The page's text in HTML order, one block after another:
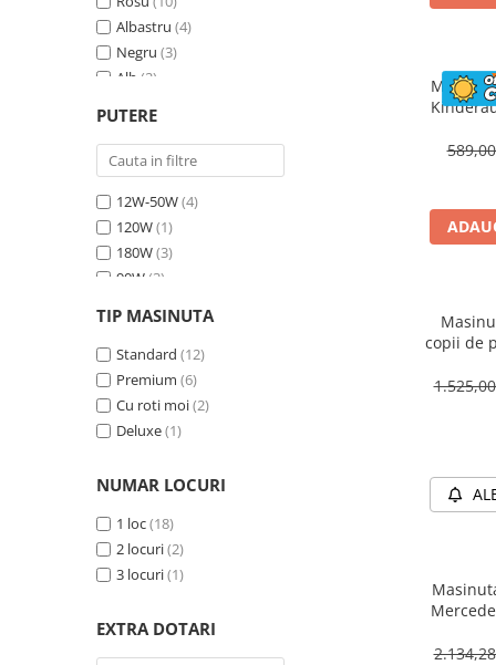
Albastru (4)
Negru (3)
Alb (2)
Galben
PUTERE
12W-50W(4)
120W(1)
180W(3)
90W (3)
30W (1)
60W(2)
TIP MASINUTA
Standard (12)
Premium (6)
Cu roti moi(2)
Deluxe(1)
NUMAR LOCURI
1 loc(18)
2 locuri(2)
3 locuri(1)
EXTRA DOTARI
copii de
90W,